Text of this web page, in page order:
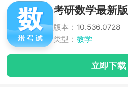
考研数学最新版
版本： 10.536.0728
类型： 教学
立即下载